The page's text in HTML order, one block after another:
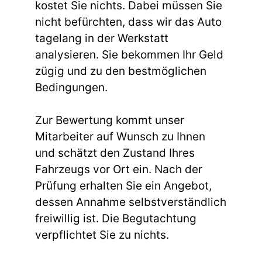
kostet Sie nichts. Dabei müssen Sie
nicht befürchten, dass wir das Auto
tagelang in der Werkstatt
analysieren. Sie bekommen Ihr Geld
zügig und zu den bestmöglichen
Bedingungen.
Zur Bewertung kommt unser
Mitarbeiter auf Wunsch zu Ihnen
und schätzt den Zustand Ihres
Fahrzeugs vor Ort ein. Nach der
Prüfung erhalten Sie ein Angebot,
dessen Annahme selbstverständlich
freiwillig ist. Die Begutachtung
verpflichtet Sie zu nichts.